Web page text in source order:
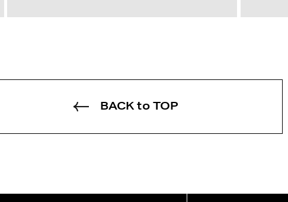
BACK to TOP